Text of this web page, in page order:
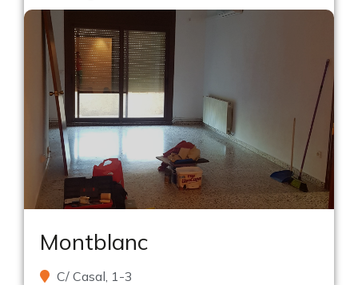
Montblanc
C/ Casal, 1-3